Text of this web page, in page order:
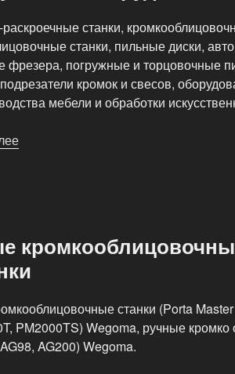
станки,
станки, пильные диски,
фрезера, погружные и торцовочные
кромок и свесов,
мебели и обработки
станки (Porta
PM2000TS) Wegoma, ручные
AG200) Wegoma.